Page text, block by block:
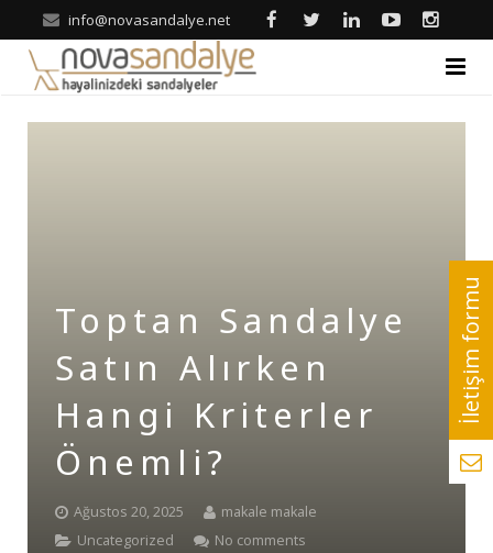
info@novasandalye.net
ANASAYFA
Metal Sandalye
Tonet-Thonet Sandalye
Hilton & Banket Sandalyeler
Klasik Sandalye
Bar Sandalyesi
Nova | Blog
İLETİŞİM
Toptan Sandalye
Satın Alırken
Hangi Kriterler
Önemli?
Ağustos 20, 2025
makale makale
Uncategorized
No comments